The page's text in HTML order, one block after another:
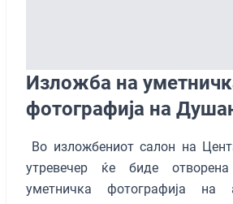
Изложба на
фотографија на
Во изложбениот салон на
утревечер ќе биде
уметничка фотографија на